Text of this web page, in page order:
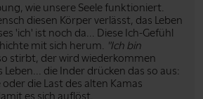
wie unsere Seele funktioniert.
diesen Körper verlässt, das Leben
'ich' ist noch da... Diese Ich-Gefühl
mit sich herum. "Ich bin
stirbt, der wird wiederkommen
Leben... die Inder drücken das so aus:
die Last des alten Kamas
es sich auflöst.